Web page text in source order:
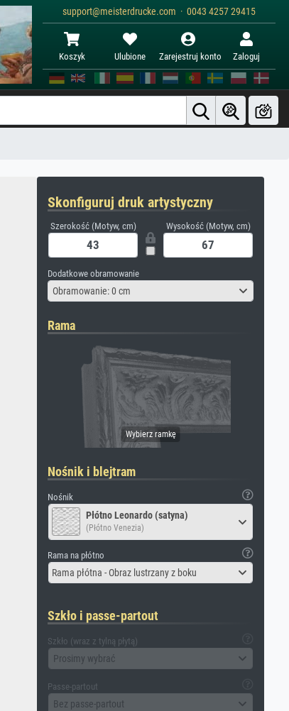
support@meisterdrucke.com · 0043 4257 29415
Koszyk Ulubione Zarejestruj konto Zaloguj
Skonfiguruj druk artystyczny
Szerokość (Motyw, cm) Wysokość (Motyw, cm)
Dodatkowe obramowanie
Obramowanie: 0 cm
Rama
Nośnik i blejtram
Nośnik
Płótno Leonardo (satyna)
(Płótno Venezia)
Rama na płótno
Rama płótna - Obraz lustrzany z boku
Szkło i passe-partout
Szkło (wraz z tylną płytą)
Prosimy wybrać
Passe-partout
Bez passe-partout